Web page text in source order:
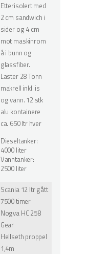
Etterisolert med
2 cm sandwich i
sider og 4 cm
mot maskinrom
å i bunn og
glassfiber.
Laster 28 Tonn
makrell inkl. is
og vann. 12 stk
alu kontainere
ca. 650 ltr hver
Dieseltanker:
4000 liter
Vanntanker:
2500 liter
Scania 12 ltr gått
7500 timer
Nogva HC 258
Gear
Hellseth proppel
1,4m